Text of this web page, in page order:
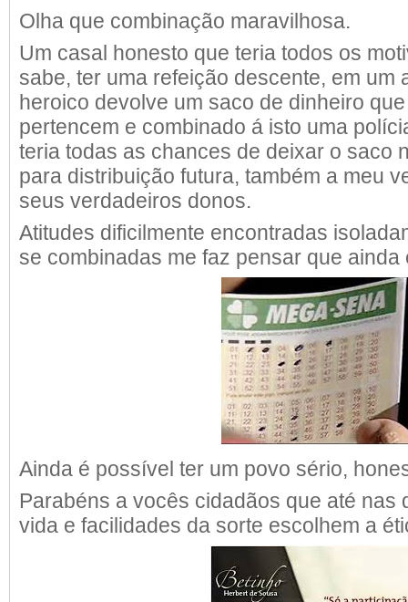
Olha que combinação maravilhosa.
Um casal honesto que teria todos os
sabe, ter uma refeição descente, em um
heroico devolve um saco de dinheiro
pertencem e combinado á isto uma
teria todas as chances de deixar o saco
para distribuição futura, também a meu
seus verdadeiros donos.
Atitudes dificilmente encontradas
se combinadas me faz pensar que
Ainda é possível ter um povo sério,
Parabéns a vocês cidadãos que até nas
vida e facilidades da sorte escolhem a